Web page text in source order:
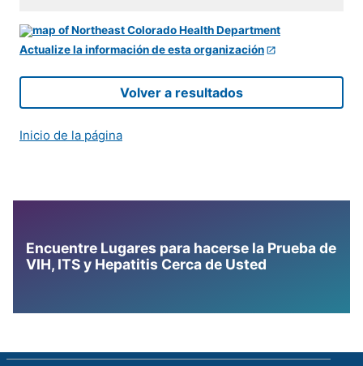
Actualize la información de esta organización
Volver a resultados
Inicio de la página
Encuentre Lugares para hacerse la Prueba de
VIH, ITS y Hepatitis Cerca de Usted